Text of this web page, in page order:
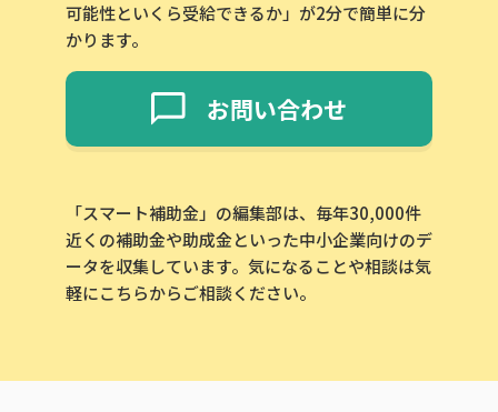
可能性といくら受給できるか」が2分で簡単に分
かります。
お問い合わせ
「スマート補助金」の編集部は、毎年30,000件
近くの補助金や助成金といった中小企業向けのデ
ータを収集しています。気になることや相談は気
軽にこちらからご相談ください。